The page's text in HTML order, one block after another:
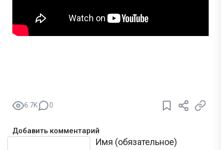
6.7K 0
Добавить комментарий
Имя (обязательное)
Текст комментария